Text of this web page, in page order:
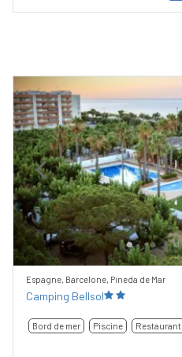
Previous
Espagne, Barcelone, Pineda de Mar
Camping Bellsol
Bord de mer Piscine Restaurant